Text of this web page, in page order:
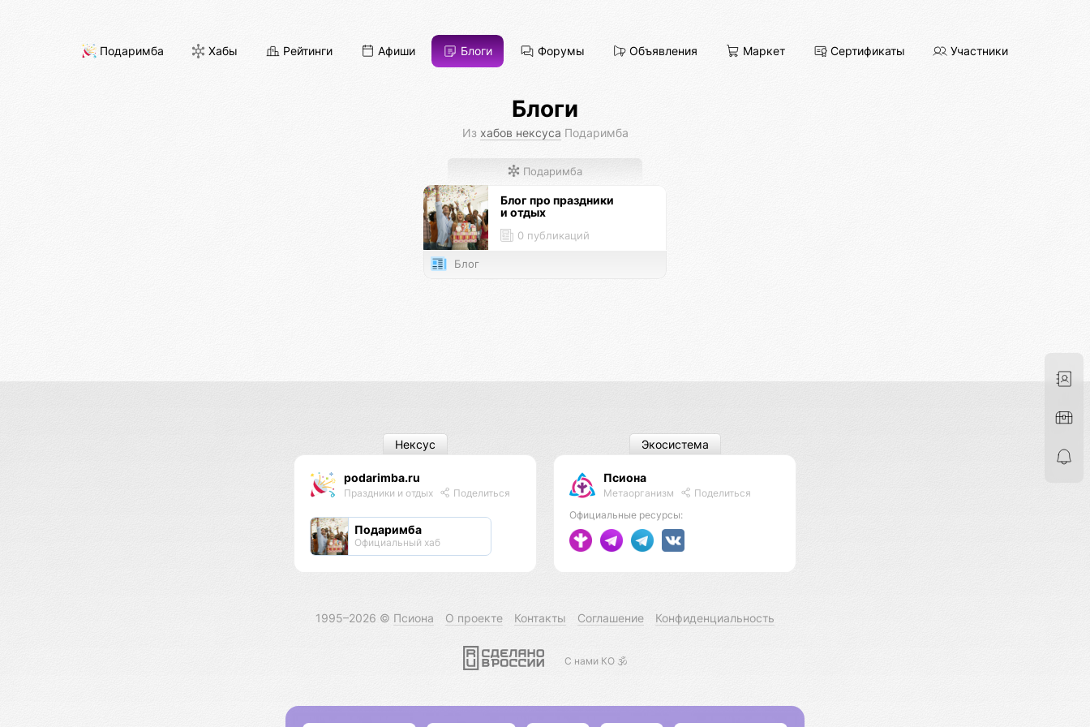
Подаримба Хабы Рейтинги Афиши Блоги Форумы Объявления Маркет Сертификаты Участники
Блоги
Из хабов нексуса Подаримба
Подаримба
Блог про праздники
и отдых
0 публикаций
Блог
podarimba.ru
Праздники и отдых Поделиться
Подаримба
Официальный хаб
Нексус
Псиона
Метаорганизм
Поделиться
Официальные ресурсы:
Экосистема
1995–2026 © Псиона О проекте Контакты Соглашение Конфиденциальность
С нами КО 🕉️